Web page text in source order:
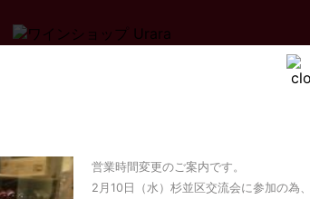
営業時間変更のご案内です。
2月10日（水）杉並区交流会に参加の為、